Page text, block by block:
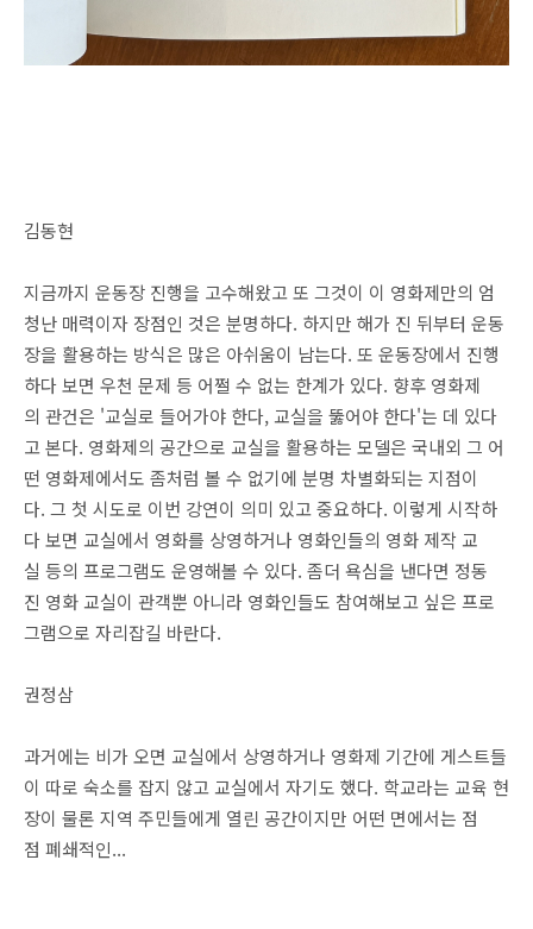
김동현
지금까지 운동장 진행을 고수해왔고 또 그것이 이 영화제만의 엄
청난 매력이자 장점인 것은 분명하다. 하지만 해가 진 뒤부터 운동
장을 활용하는 방식은 많은 아쉬움이 남는다. 또 운동장에서 진행
하다 보면 우천 문제 등 어쩔 수 없는 한계가 있다. 향후 영화제
의 관건은 '교실로 들어가야 한다, 교실을 뚫어야 한다'는 데 있다
고 본다. 영화제의 공간으로 교실을 활용하는 모델은 국내외 그 어
떤 영화제에서도 좀처럼 볼 수 없기에 분명 차별화되는 지점이
다. 그 첫 시도로 이번 강연이 의미 있고 중요하다. 이렇게 시작하
다 보면 교실에서 영화를 상영하거나 영화인들의 영화 제작 교
실 등의 프로그램도 운영해볼 수 있다. 좀더 욕심을 낸다면 정동
진 영화 교실이 관객뿐 아니라 영화인들도 참여해보고 싶은 프로
그램으로 자리잡길 바란다.
권정삼
과거에는 비가 오면 교실에서 상영하거나 영화제 기간에 게스트들
이 따로 숙소를 잡지 않고 교실에서 자기도 했다. 학교라는 교육 현
장이 물론 지역 주민들에게 열린 공간이지만 어떤 면에서는 점
점 폐쇄적인...